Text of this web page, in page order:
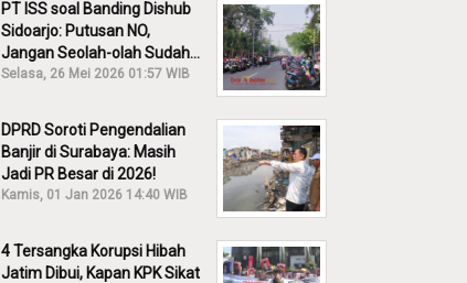
PT ISS soal Banding Dishub
Sidoarjo: Putusan NO,
Jangan Seolah-olah Sudah
Menang!
Selasa, 26 Mei 2026 01:57 WIB
DPRD Soroti Pengendalian
Banjir di Surabaya: Masih
Jadi PR Besar di 2026!
Kamis, 01 Jan 2026 14:40 WIB
4 Tersangka Korupsi Hibah
Jatim Dibui, Kapan KPK Sikat